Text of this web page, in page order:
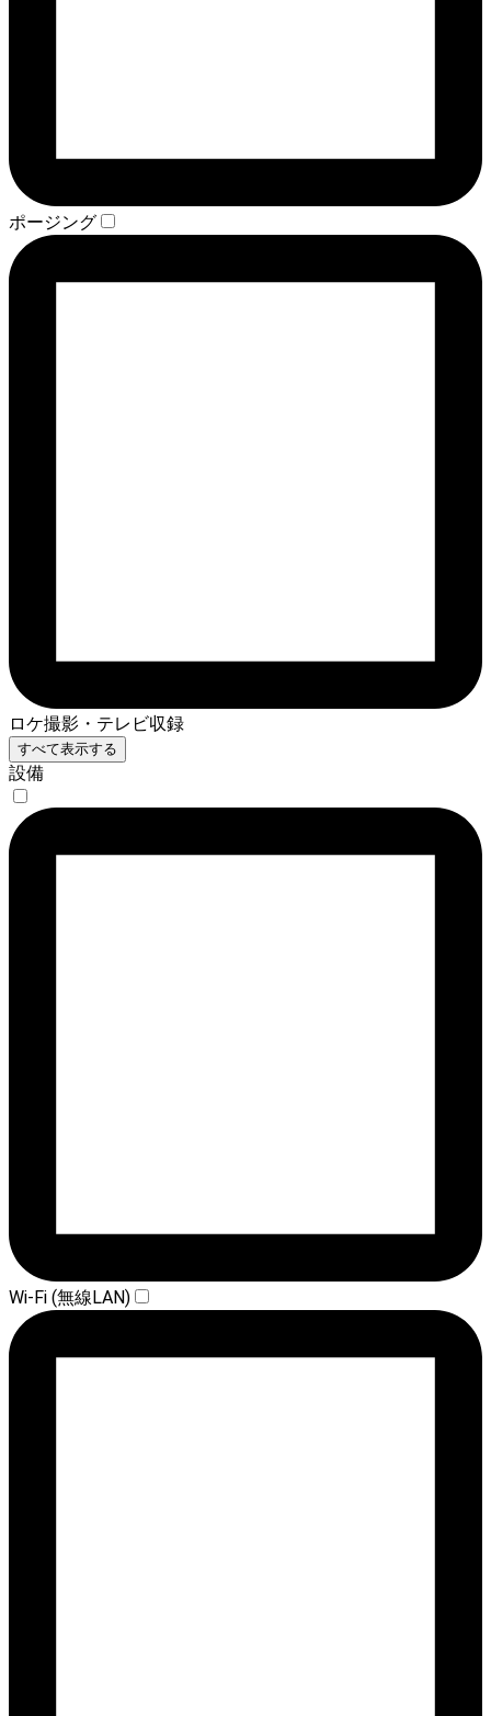
ポージング
ロケ撮影・テレビ収録
すべて表示する
設備
Wi-Fi (無線LAN)